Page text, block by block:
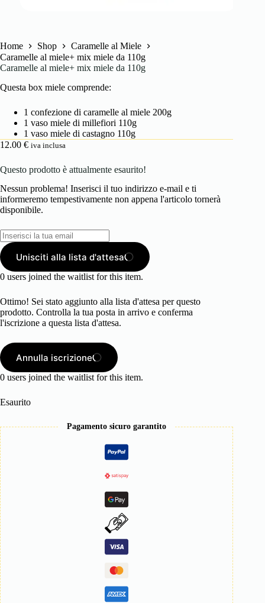
Home Shop
Caramelle al Miele
Caramelle al miele+ mix miele da 110g
Caramelle al miele+ mix miele da 110g
Questa box miele comprende:
1 confezione di caramelle al miele 200g
1 vaso miele di millefiori 110g
1 vaso miele di castagno 110g
12.00 € iva inclusa
Questo prodotto è attualmente esaurito!
Nessun problema! Inserisci il tuo indirizzo e-mail e ti
informeremo tempestivamente non appena l'articolo tornerà
disponibile.
Unisciti alla lista d'attesa
0 users joined the waitlist for this item.
Ottimo! Sei stato aggiunto alla lista d'attesa per questo
prodotto. Controlla la tua posta in arrivo e conferma
l'iscrizione a questa lista d'attesa.
Annulla iscrizione
0 users joined the waitlist for this item.
Esaurito
Pagamento sicuro garantito